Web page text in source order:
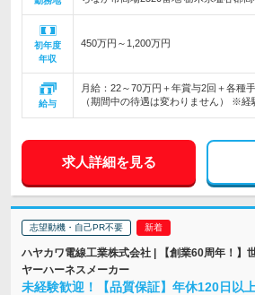
初年度
年収
450万円～1,200万円
給与
月給：22～70万円＋年賞与2回＋各種
（期間中の待遇は変わりません） ※経
求人詳細を見る
志望動機・自己PR不要
ハヤカワ電線工業株式会社 | 【創業60周年！】
ヤーハーネスメーカー
未経験歓迎！【品質保証】年休120日以